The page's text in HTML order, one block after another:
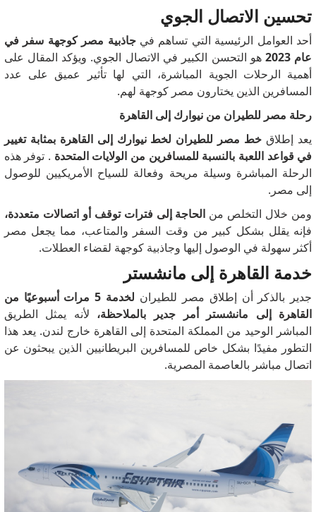
تحسين الاتصال الجوي
أحد العوامل الرئيسية التي تساهم فيجاذبية مصر كوجهة سفر في
عام 2023
هو التحسن الكبير في الاتصال الجوي. ويؤكد المقال على
أهمية الرحلات الجوية المباشرة، التي لها تأثير عميق على عدد
المسافرين الذين يختارون مصر كوجهة لهم.
رحلة مصر للطيران من نيوارك إلى القاهرة
يعد إطلاق خط مصر للطيران لخط نيوارك إلى القاهرة بمثابة تغيير
في قواعد اللعبة بالنسبة للمسافرين من الولايات المتحدة . توفر هذه
الرحلة المباشرة وسيلة مريحة وفعالة للسياح الأمريكيين للوصول
إلى مصر.
ومن خلال التخلص من الحاجة إلى فترات توقف أو اتصالات متعددة،
فإنه يقلل بشكل كبير من وقت السفر والمتاعب، مما يجعل مصر
أكثر سهولة في الوصول إليها وجاذبية كوجهة لقضاء العطلات.
خدمة القاهرة إلى مانشستر
جدير بالذكر أن إطلاق مصر للطيران
لخدمة 5 مرات أسبوعيًا من
القاهرة إلى مانشستر أمر جدير بالملاحظة، لأنه يمثل الطريق
المباشر الوحيد من المملكة المتحدة إلى القاهرة خارج لندن. يعد هذا
التطور مفيدًا بشكل خاص للمسافرين البريطانيين الذين يبحثون عن
اتصال مباشر بالعاصمة المصرية.